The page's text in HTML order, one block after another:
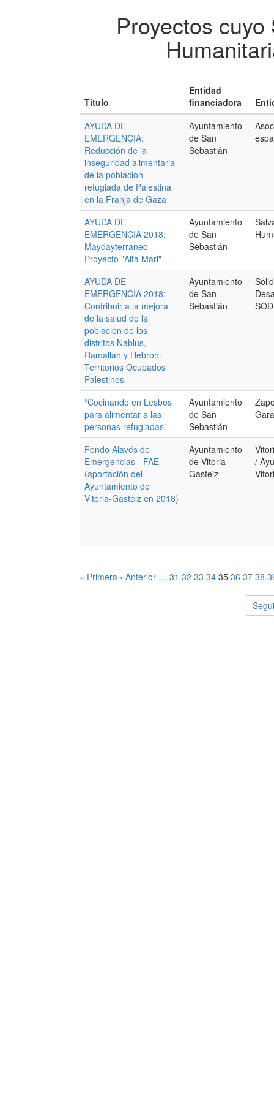
Proyectos
Título
Entidad
financiadora
AYUDA DE
EMERGENCIA:
Reducción de la
inseguridad alimentaria
de la población
refugiada de Palestina
en la Franja de Gaza
Ayuntamiento
de San
Sebastián
AYUDA DE
EMERGENCIA 2018:
Maydayterraneo -
Proyecto "Aita Mari"
Ayuntamiento
de San
Sebastián
AYUDA DE
EMERGENCIA 2018:
Contribuir a la mejora
de la salud de la
poblacion de los
distritos Nablus,
Ramallah y Hebron.
Territorios Ocupados
Palestinos
Ayuntamiento
de San
Sebastián
“Cocinando en Lesbos
para alimentar a las
personas refugiadas”
Ayuntamiento
de San
Sebastián
Fondo Alavés de
Emergencias - FAE
(aportación del
Ayuntamiento de
Vitoria-Gasteiz en 2018)
Ayuntamiento
de Vitoria-
Gasteiz
/
« Primera ‹ Anterior … 31 32 33 34 35 36 37 38